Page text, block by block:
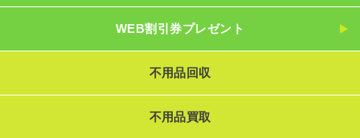
WEB割引券プレゼント
不用品回収
不用品買取